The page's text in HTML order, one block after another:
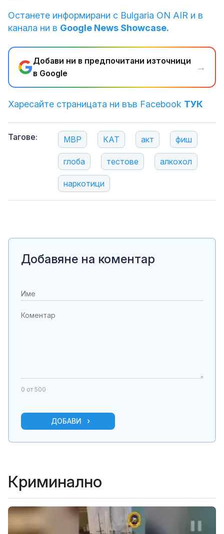
Останете информирани с Bulgaria ON AIR и в
канала ни в Google News Showcase.
Добави ни в предпочитани източници
в Google
→
Харесайте страницата ни във Facebook ТУК
Тагове: МВР КАТ акт фиш
глоба тестове алкохол
наркотици
Добавяне на коментар
0 от 500
ДОБАВИ
Криминално